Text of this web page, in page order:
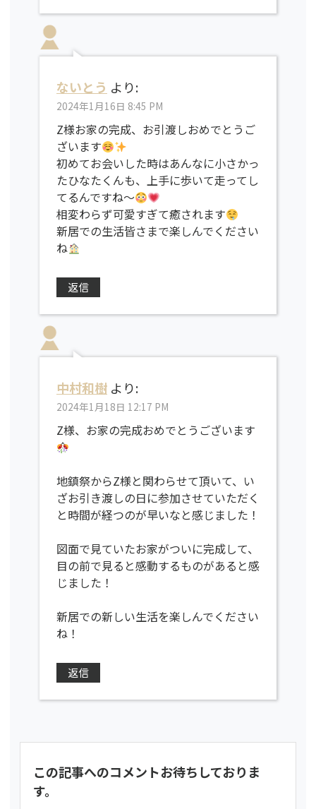
ないとう より:
2024年1月16日 8:45 PM
Z様お家の完成、お引渡しおめでとうご
ざいます
初めてお会いした時はあんなに小さかっ
たひなたくんも、上手に歩いて走ってし
てるんですね〜
相変わらず可愛すぎて癒されます
新居での生活皆さまで楽しんでください
ね
返信
中村和樹 より:
2024年1月18日 12:17 PM
Z様、お家の完成おめでとうございます
地鎮祭からZ様と関わらせて頂いて、い
ざお引き渡しの日に参加させていただく
と時間が経つのが早いなと感じました！
図面で見ていたお家がついに完成して、
目の前で見ると感動するものがあると感
じました！
新居での新しい生活を楽しんでください
ね！
返信
この記事へのコメントお待ちしておりま
す。